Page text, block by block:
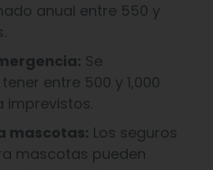
anual entre 550 y
Se
entre 500 y 1,000
imprevistos.
mascotas: Los seguros
mascotas pueden